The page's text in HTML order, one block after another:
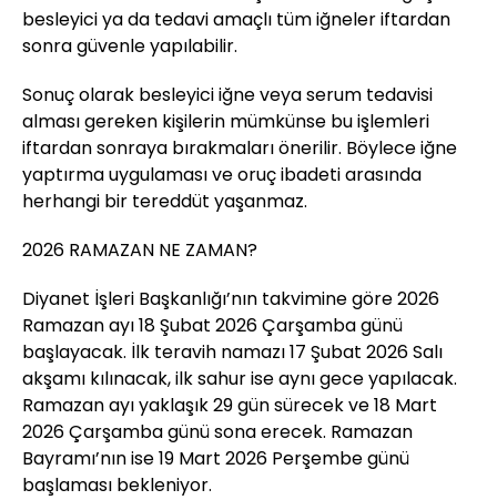
besleyici ya da tedavi amaçlı tüm iğneler iftardan
sonra güvenle yapılabilir.
Sonuç olarak besleyici iğne veya serum tedavisi
alması gereken kişilerin mümkünse bu işlemleri
iftardan sonraya bırakmaları önerilir. Böylece iğne
yaptırma uygulaması ve oruç ibadeti arasında
herhangi bir tereddüt yaşanmaz.
2026 RAMAZAN NE ZAMAN?
Diyanet İşleri Başkanlığı’nın takvimine göre 2026
Ramazan ayı 18 Şubat 2026 Çarşamba günü
başlayacak. İlk teravih namazı 17 Şubat 2026 Salı
akşamı kılınacak, ilk sahur ise aynı gece yapılacak.
Ramazan ayı yaklaşık 29 gün sürecek ve 18 Mart
2026 Çarşamba günü sona erecek. Ramazan
Bayramı’nın ise 19 Mart 2026 Perşembe günü
başlaması bekleniyor.